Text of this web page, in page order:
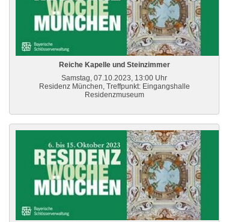
Reiche Kapelle und Steinzimmer
Samstag, 07.10.2023, 13:00 Uhr
Residenz München, Treffpunkt: Eingangshalle
Residenzmuseum